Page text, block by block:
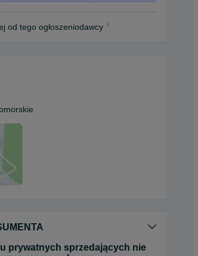
od tego ogłoszeniodawcy
prywatnych sprzedających nie